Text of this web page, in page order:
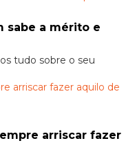
sabe a mérito e
tudo sobre o seu
arriscar fazer